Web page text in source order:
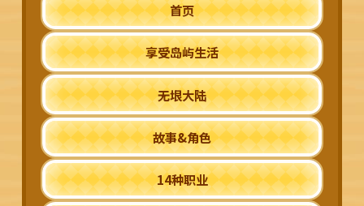
首页
享受岛屿生活
无垠大陆
故事&角色
14种职业